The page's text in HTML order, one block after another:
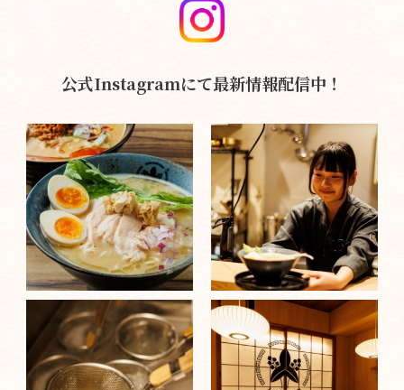
公式Instagramにて最新情報配信中！